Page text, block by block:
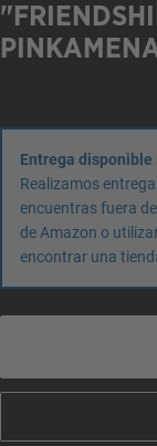
Entrega disponible
Realizamos
encuentras fuera
de Amazon o
encontrar una